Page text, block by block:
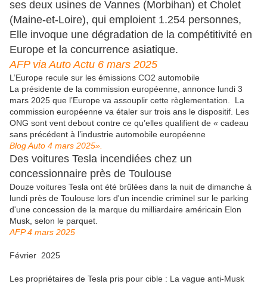
ses deux usines de Vannes (Morbihan) et Cholet
(Maine-et-Loire), qui emploient 1.254 personnes,
Elle invoque une dégradation de la compétitivité en
Europe et la concurrence asiatique.
AFP via Auto Actu 6 mars 2025
L’Europe recule sur les émissions CO2 automobile
La présidente de la commission européenne, annonce lundi 3
mars 2025 que l’Europe va assouplir cette règlementation. La
commission européenne va étaler sur trois ans le dispositif. Les
ONG sont vent debout contre ce qu’elles qualifient de « cadeau
sans précédent à l’industrie automobile européenne
Blog Auto 4 mars 2025».
Des voitures Tesla incendiées chez un
concessionnaire près de Toulouse
Douze voitures Tesla ont été brûlées dans la nuit de dimanche à
lundi près de Toulouse lors d'un incendie criminel sur le parking
d'une concession de la marque du milliardaire américain Elon
Musk, selon le parquet.
AFP 4 mars 2025
Février 2025
Les propriétaires de Tesla pris pour cible : La vague anti-Musk